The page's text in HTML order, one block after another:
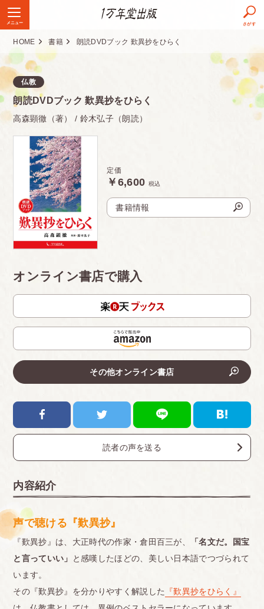
メニュー さがす
HOME 書籍 朗読DVDブック 歎異抄をひらく
仏教
朗読DVDブック 歎異抄をひらく
高森顕徹（著） / 鈴木弘子（朗読）
定価
￥6,600 税込
書籍情報
オンライン書店で購入
その他オンライン書店
読者の声を送る
内容紹介
声で聴ける『歎異抄』
『歎異抄』は、大正時代の作家・倉田百三が、
「名文だ。国宝
と言っていい」
と感嘆したほどの、美しい日本語でつづられて
います。
その『歎異抄』を分かりやすく解説した
『歎異抄をひらく』
定価
ISBN
発売日 2009.01.01